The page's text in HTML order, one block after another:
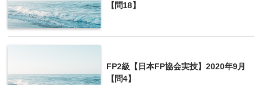
【問18】
FP2級【日本FP協会実技】2020年9月
【問4】